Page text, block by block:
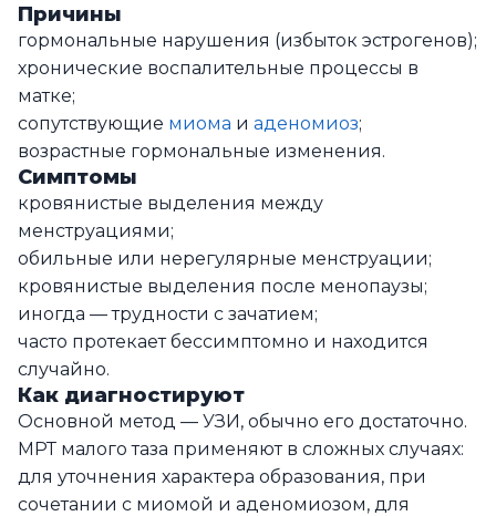
Причины
гормональные нарушения (избыток эстрогенов);
хронические воспалительные процессы в
матке;
сопутствующие миома и аденомиоз;
возрастные гормональные изменения.
Симптомы
кровянистые выделения между
менструациями;
обильные или нерегулярные менструации;
кровянистые выделения после менопаузы;
иногда — трудности с зачатием;
часто протекает бессимптомно и находится
случайно.
Как диагностируют
Основной метод — УЗИ, обычно его достаточно.
МРТ малого таза применяют в сложных случаях:
для уточнения характера образования, при
сочетании с миомой и аденомиозом, для